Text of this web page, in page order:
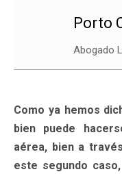
Porto
Abogado
Como ya hemos
bien puede
aérea, bien a
este segundo